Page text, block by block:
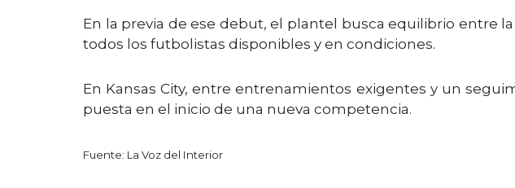
En la previa de ese debut, el plantel busca equilibrio entre
todos los futbolistas disponibles y en condiciones.
En Kansas City, entre entrenamientos exigentes y un
puesta en el inicio de una nueva competencia.
Fuente: La Voz del Interior